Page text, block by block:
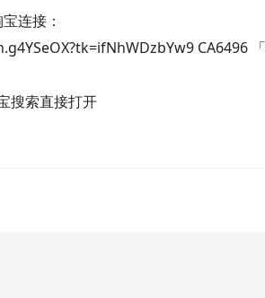
连接：
CA6496
搜索直接打开